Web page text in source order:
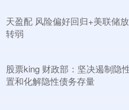
天盈配 风险偏好回归+美联储
转弱
股票king 财政部：坚决遏制隐
置和化解隐性债务存量